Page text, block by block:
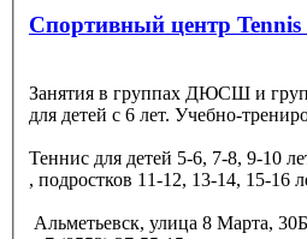
Спортивный центр
Занятия в группах ДЮСШ и
для детей с 6 лет. Учебно-
Теннис для детей 5-6, 7-8, 9-10
, подростков 11-12, 13-14, 15-16
Альметьевск, улица 8 Марта, 30Б